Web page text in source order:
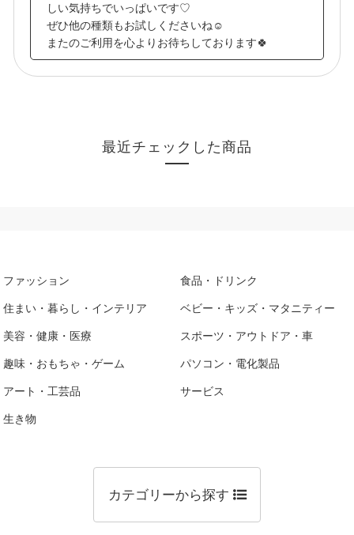
しい気持ちでいっぱいです♡
ぜひ他の種類もお試しくださいね☺️
またのご利用を心よりお待ちしております🍀
最近チェックした商品
ファッション 食品・ドリンク
住まい・暮らし・インテリア ベビー・キッズ・マタニティー
美容・健康・医療 スポーツ・アウトドア・車
趣味・おもちゃ・ゲーム パソコン・電化製品
アート・工芸品 サービス
生き物
カテゴリーから探す